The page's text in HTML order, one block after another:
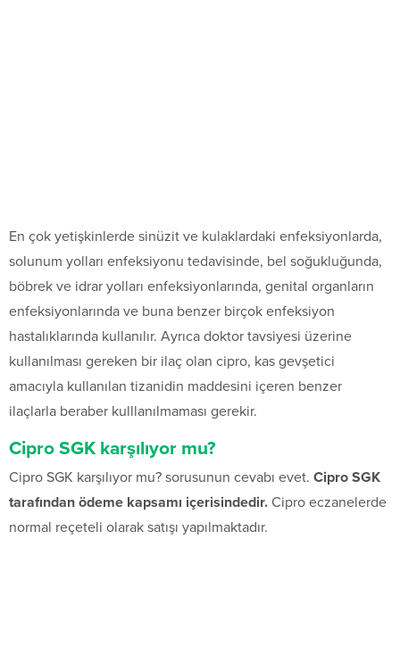
En çok yetişkinlerde sinüzit ve kulaklardaki enfeksiyonlarda,
solunum yolları enfeksiyonu tedavisinde, bel soğukluğunda,
böbrek ve idrar yolları enfeksiyonlarında, genital organların
enfeksiyonlarında ve buna benzer birçok enfeksiyon
hastalıklarında kullanılır. Ayrıca doktor tavsiyesi üzerine
kullanılması gereken bir ilaç olan cipro, kas gevşetici
amacıyla kullanılan tizanidin maddesini içeren benzer
ilaçlarla beraber kulllanılmaması gerekir.
Cipro SGK karşılıyor mu?
Cipro SGK karşılıyor mu? sorusunun cevabı evet. Cipro SGK
tarafından ödeme kapsamı içerisindedir. Cipro eczanelerde
normal reçeteli olarak satışı yapılmaktadır.